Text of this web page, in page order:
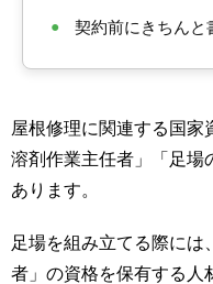
● 契約前にきちんと
屋根修理に関連する国家
溶剤作業主任者」「足場
あります。
足場を組み立てる際には
者」の資格を保有する人